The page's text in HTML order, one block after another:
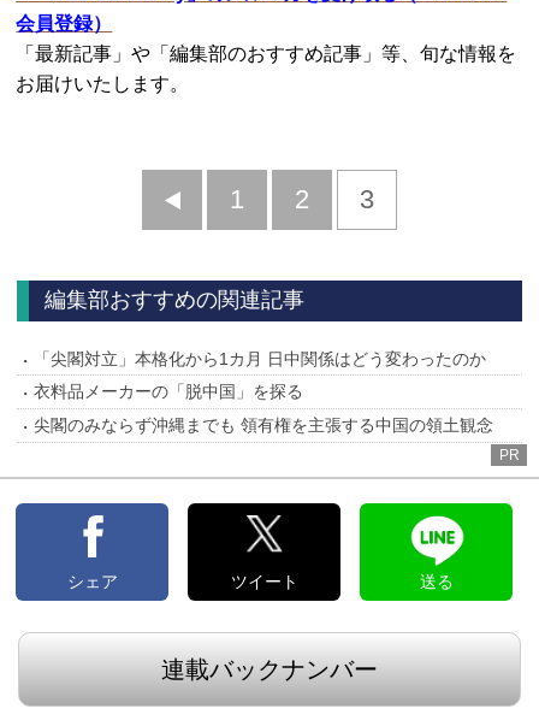
会員登録）
「最新記事」や「編集部のおすすめ記事」等、旬な情報を
お届けいたします。
前
1 2 3
編集部おすすめの関連記事
「尖閣対立」本格化から1カ月 日中関係はどう変わったのか
衣料品メーカーの「脱中国」を探る
尖閣のみならず沖縄までも 領有権を主張する中国の領土観念
PR
シェア ツイート 送る
連載バックナンバー